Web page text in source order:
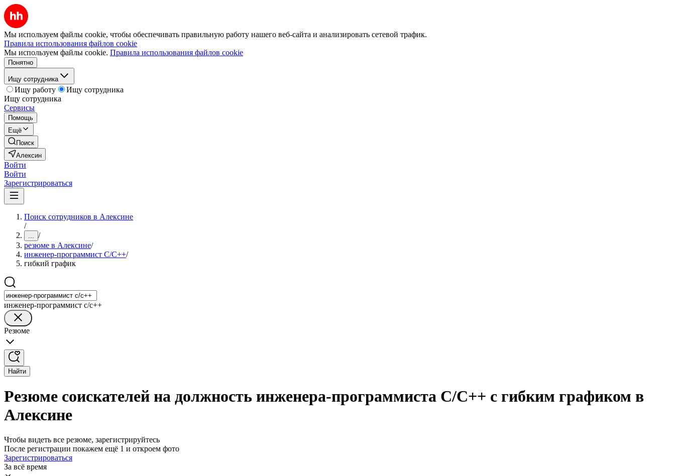
Мы используем файлы cookie, чтобы обеспечивать правильную работу нашего веб-сайта и анализировать сетевой трафик.
Правила использования файлов cookie
Мы используем файлы cookie. Правила использования файлов cookie
Понятно
Ищу сотрудника
Ищу работу
Ищу сотрудника
Ищу сотрудника
Сервисы
Помощь
Ещё
Поиск
Алексин
Войти
Войти
Зарегистрироваться
Поиск сотрудников в Алексине
/
... /
резюме в Алексине/
инженер-программист C/C++/
гибкий график
инженер-программист c/c++
Резюме
Найти
Резюме соискателей на должность инженера-программиста C/C++ с гибким графиком в
Алексине
Чтобы видеть все резюме, зарегистрируйтесь
После регистрации покажем ещё 1 и откроем фото
Зарегистрироваться
За всё время